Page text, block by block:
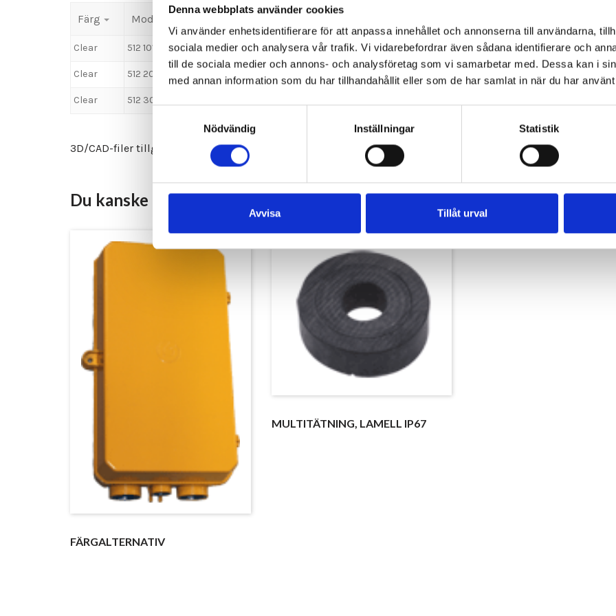
Denna webbplats använder cookies
Vi använder enhetsidentifierare för att anpassa innehållet och annonserna till användarna,
sociala medier och analysera vår trafik. Vi vidarebefordrar även sådana identifierare och
till de sociala medier och annons- och analysföretag som vi samarbetar med. Dessa kan i
med annan information som du har tillhandahållit eller som de har samlat in när du har
Nödvändig
Inställningar Statistik
Avvisa Tillåt urval
Färg Modell Montering
Clear 512 101 2045966 7229201 0,2 kg-
Clear 512 201 2045986 7229202 0,2 kg
Clear 512 301
3D/CAD-filer tillgängliga på begäran. Kontakta oss via selcast@selcast.fi
Du kanske är intresserad av …
FÄRGALTERNATIV
MULTITÄTNING, LAMELL IP67